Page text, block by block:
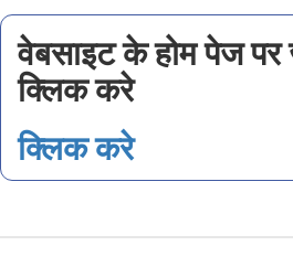
वेबसाइट के होम पेज पर
क्लिक करे
क्लिक करे